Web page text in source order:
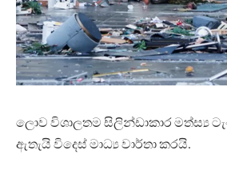
ලොව විශාලතම සිලින්ඩාකාර මත්ස්‍ය
ඇතැයි විදෙස් මාධ්‍ය වාර්තා කරයි.